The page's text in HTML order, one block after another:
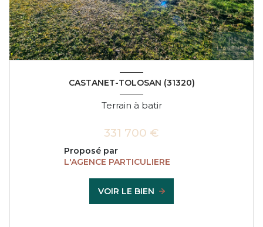
CASTANET-TOLOSAN (31320)
Terrain à batir
331 700 €
Proposé par
L'AGENCE PARTICULIERE
VOIR LE BIEN